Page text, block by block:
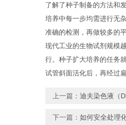
了解了种子制备的方法和
培养中每一步均需进行无
准确的检测，再做较多的
现代工业的生物试剂规模
行。种子扩大培养的任务
试管斜面活化后，再经过
上一篇： 迪夫染色液（
下一篇： 如何安全处理